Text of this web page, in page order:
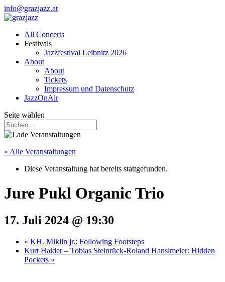
info@grazjazz.at
All Concerts
Festivals
Jazzfestival Leibnitz 2026
About
About
Tickets
Impressum und Datenschutz
JazzOnAir
Seite wählen
« Alle Veranstaltungen
Diese Veranstaltung hat bereits stattgefunden.
Jure Pukl Organic Trio
17. Juli 2024 @ 19:30
« KH. Miklin jr.: Following Footsteps
Kurt Haider – Tobias Steinrück-Roland Hanslmeier: Hidden
Pockets »